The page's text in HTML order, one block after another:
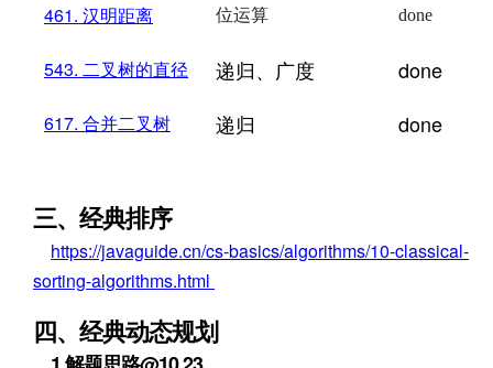
461. 汉明距离 位运算 done
543. 二叉树的直径 递归、广度 done
617. 合并二叉树 递归 done
三、经典排序
https://javaguide.cn/cs-basics/algorithms/10-classical-
sorting-algorithms.html
四、经典动态规划